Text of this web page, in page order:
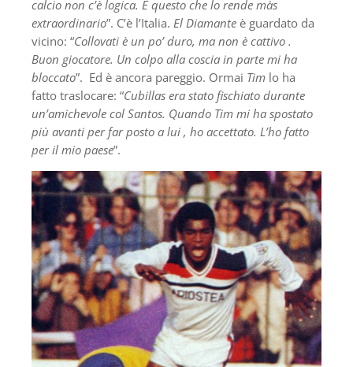
calcio non c’è logica. È questo che lo rende màs
extraordinario”. C’è l’Italia. El Diamante è guardato da
vicino: “Collovati è un po’ duro, ma non è cattivo .
Buon giocatore. Un colpo alla coscia in parte mi ha
bloccato”. Ed è ancora pareggio. Ormai Tim lo ha
fatto traslocare: “Cubillas era stato fischiato durante
un’amichevole col Santos. Quando Tim mi ha spostato
più avanti per far posto a lui , ho accettato. L’ho fatto
per il mio paese”.